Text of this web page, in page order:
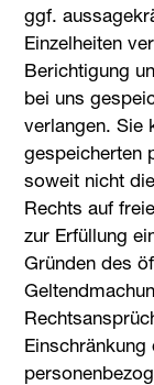
ggf.
Einzelheiten
Berichtigung
bei uns
verlangen. Sie
gespeicherten
soweit nicht
Rechts auf
zur Erfüllung
Gründen des
Einschränkung